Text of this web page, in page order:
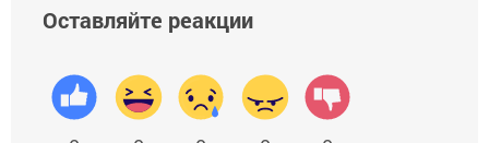
Оставляйте реакции